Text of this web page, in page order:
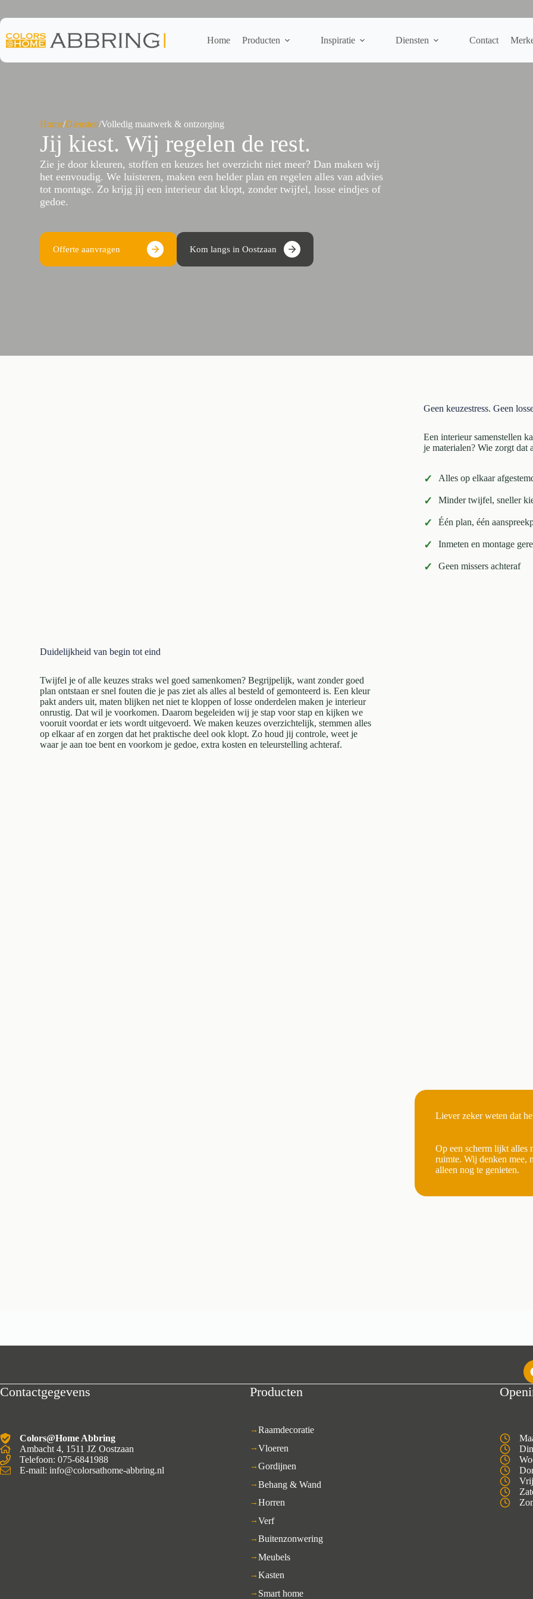
de
inhoud
Home Producten Inspiratie Diensten Contact
Home/Diensten/Volledig maatwerk & ontzorging
Jij kiest. Wij regelen de rest.
Zie je door kleuren, stoffen en keuzes het overzicht niet meer? Dan maken wij
het eenvoudig. We luisteren, maken een helder plan en regelen alles van advies
tot montage. Zo krijg jij een interieur dat klopt, zonder twijfel, losse eindjes of
gedoe.
Offerte aanvragen Kom langs in Oostzaan
Geen keuzestress. Geen
Een interieur samenstellen
je materialen? Wie zorgt dat
✓ Alles op elkaar
✓ Minder twijfel, sneller
✓ Één plan, één
✓ Inmeten en montage
✓ Geen missers achteraf
Duidelijkheid van begin tot eind
Twijfel je of alle keuzes straks wel goed samenkomen? Begrijpelijk, want zonder goed
plan ontstaan er snel fouten die je pas ziet als alles al besteld of gemonteerd is. Een kleur
pakt anders uit, maten blijken net niet te kloppen of losse onderdelen maken je interieur
onrustig. Dat wil je voorkomen. Daarom begeleiden wij je stap voor stap en kijken we
vooruit voordat er iets wordt uitgevoerd. We maken keuzes overzichtelijk, stemmen alles
op elkaar af en zorgen dat het praktische deel ook klopt. Zo houd jij controle, weet je
waar je aan toe bent en voorkom je gedoe, extra kosten en teleurstelling achteraf.
Liever zeker weten dat
Op een scherm lijkt alles
ruimte. Wij denken mee,
alleen nog te genieten.
Contactgegevens
Colors@Home Abbring
Ambacht 4, 1511 JZ Oostzaan
Telefoon: 075-6841988
E-mail: info@colorsathome-abbring.nl
Producten
Raamdecoratie
Vloeren
Gordijnen
Behang & Wand
Horren
Verf
Buitenzonwering
Meubels
Kasten
Smart home